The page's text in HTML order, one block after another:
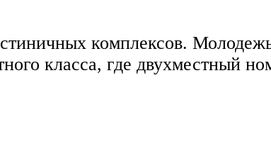
комплексов.
класса, где двухместный